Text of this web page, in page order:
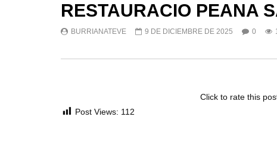
RESTAURACIO PEANA
BURRIANATEVE 9 DE DICIEMBRE DE 2025 0
Click to rate this
Post Views: 112